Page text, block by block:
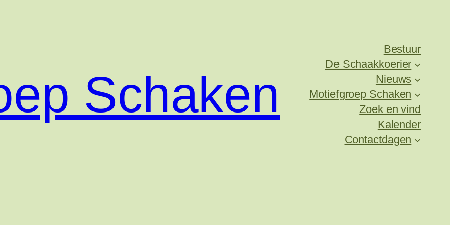
Schaken
Bestuur
De Schaakkoerier
Nieuws
Motiefgroep Schaken
Zoek en vind
Kalender
Contactdagen